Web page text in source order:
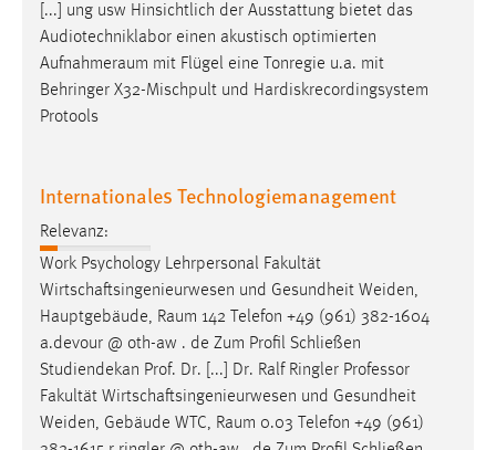
[...] ung usw Hinsichtlich der Ausstattung bietet das
Audiotechniklabor einen akustisch optimierten
Aufnahmeraum mit Flügel eine Tonregie u.a. mit
Behringer X32-Mischpult und Hardiskrecordingsystem
Protools
Internationales Technologiemanagement
Relevanz:
Work Psychology Lehrpersonal Fakultät
Wirtschaftsingenieurwesen und Gesundheit Weiden,
Hauptgebäude, Raum 142 Telefon +49 (961) 382-1604
a.devour @ oth-aw . de Zum Profil Schließen
Studiendekan Prof. Dr. [...] Dr. Ralf Ringler Professor
Fakultät Wirtschaftsingenieurwesen und Gesundheit
Weiden, Gebäude WTC, Raum 0.03 Telefon +49 (961)